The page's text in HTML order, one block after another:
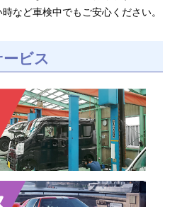
など車検中でもご安心ください。
ビス